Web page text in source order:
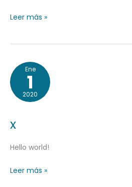
Leer más »
Ene
1
2020
x
Hello world!
Leer más »